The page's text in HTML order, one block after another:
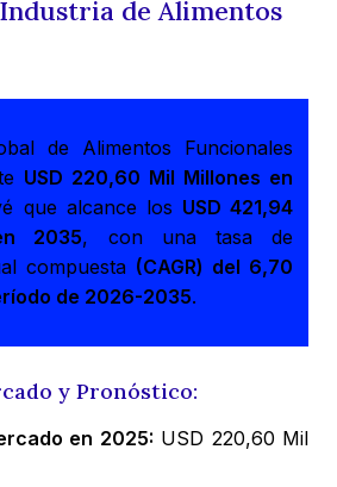
de Alimentos
de Alimentos Funcionales
USD 220,60 Mil Millones en
que alcance los USD 421,94
2035, con una tasa de
compuesta (CAGR) del 6,70
de 2026-2035.
y Pronóstico:
en 2025: USD 220,60 Mil